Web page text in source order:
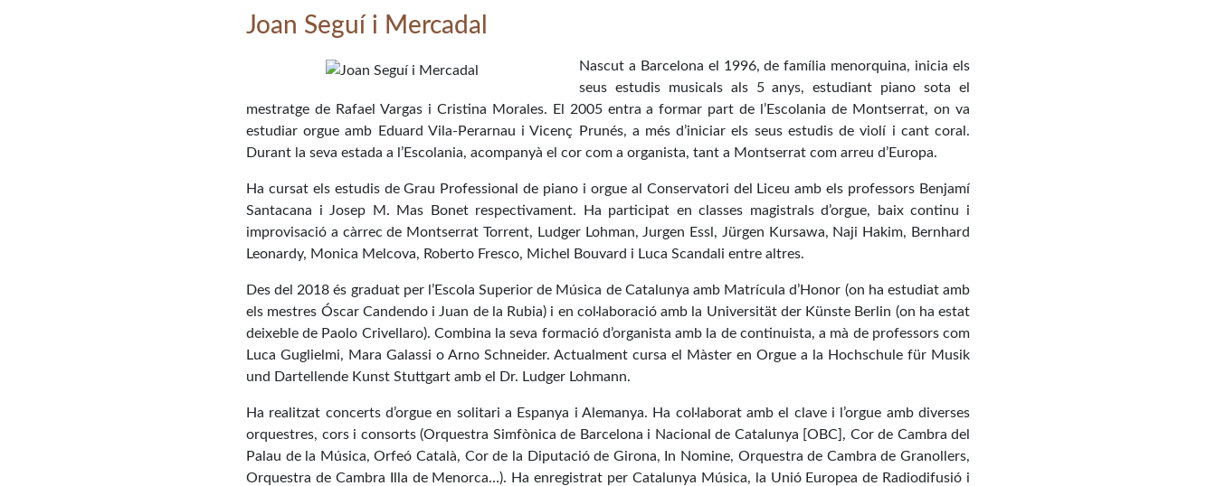
Joan Seguí i Mercadal
Nascut a Barcelona el 1996, de família menorquina, inicia els
seus estudis musicals als 5 anys, estudiant piano sota el
mestratge de Rafael Vargas i Cristina Morales. El 2005 entra a formar part de l’Escolania de Montserrat, on va
estudiar orgue amb Eduard Vila-Perarnau i Vicenç Prunés, a més d’iniciar els seus estudis de violí i cant coral.
Durant la seva estada a l’Escolania, acompanyà el cor com a organista, tant a Montserrat com arreu d’Europa.
Ha cursat els estudis de Grau Professional de piano i orgue al Conservatori del Liceu amb els professors Benjamí
Santacana i Josep M. Mas Bonet respectivament. Ha participat en classes magistrals d’orgue, baix continu i
improvisació a càrrec de Montserrat Torrent, Ludger Lohman, Jurgen Essl, Jürgen Kursawa, Naji Hakim, Bernhard
Leonardy, Monica Melcova, Roberto Fresco, Michel Bouvard i Luca Scandali entre altres.
Des del 2018 és graduat per l’Escola Superior de Música de Catalunya amb Matrícula d’Honor (on ha estudiat amb
els mestres Óscar Candendo i Juan de la Rubia) i en col·laboració amb la Universität der Künste Berlin (on ha estat
deixeble de Paolo Crivellaro). Combina la seva formació d’organista amb la de continuista, a mà de professors com
Luca Guglielmi, Mara Galassi o Arno Schneider. Actualment cursa el Màster en Orgue a la Hochschule für Musik
und Dartellende Kunst Stuttgart amb el Dr. Ludger Lohmann.
Ha realitzat concerts d’orgue en solitari a Espanya i Alemanya. Ha col·laborat amb el clave i l’orgue amb diverses
orquestres, cors i consorts (Orquestra Simfònica de Barcelona i Nacional de Catalunya [OBC], Cor de Cambra del
Palau de la Música, Orfeó Català, Cor de la Diputació de Girona, In Nomine, Orquestra de Cambra de Granollers,
Orquestra de Cambra Illa de Menorca…). Ha enregistrat per Catalunya Música, la Unió Europea de Radiodifusió i